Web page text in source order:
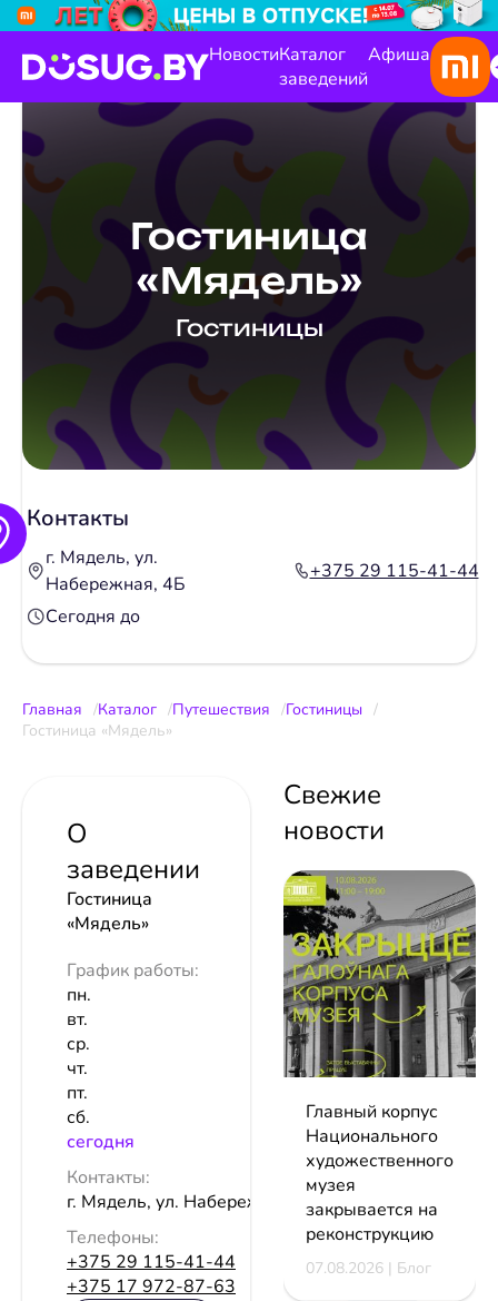
НовостиКаталог
заведений
Афиша
Гостиница
«Мядель»
Гостиницы
Контакты
г. Мядель, ул.
Набережная, 4Б
+375 29 115-41-44
Сегодня до
Главная Каталог Путешествия
Гостиницы
Гостиница «Мядель»
О
заведении
Гостиница
«Мядель»
График работы:
пн.
вт.
ср.
чт.
пт.
сб.
сeгодня
Контакты:
г. Мядель, ул. Набережная, 4Б
Телефоны:
+375 29 115-41-44
+375 17 972-87-63
Свежие
новости
Главный корпус
Национального
художественного
музея
закрывается на
реконструкцию
07.08.2026 | Блог